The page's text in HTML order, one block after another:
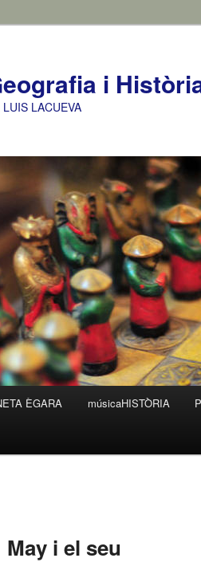
i
LACUEVA
ÈGARA músicaHISTÒRIA
May i el seu